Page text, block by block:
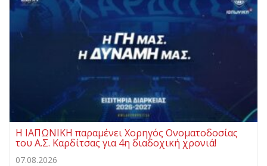
Η ΙΑΠΩΝΙΚΗ παραμένει Χορηγός Ονοματοδοσίας
του Α.Σ. Καρδίτσας για 4η διαδοχική χρονιά!
07.08.2026